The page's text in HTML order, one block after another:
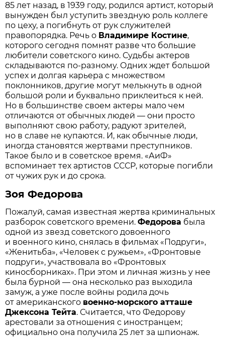
85 лет назад, в 1939 году, родился артист, который
вынужден был уступить звездную роль коллеге
по цеху, а погибнуть от рук служителей
правопорядка. Речь о Владимире Костине,
которого сегодня помнят разве что большие
любители советского кино. Судьбы актеров
складываются по-разному. Одних ждет большой
успех и долгая карьера с множеством
поклонников, другие могут мелькнуть в одной
большой роли и буквально приклеиться к ней.
Но в большинстве своем актеры мало чем
отличаются от обычных людей — они просто
выполняют свою работу, радуют зрителей,
но в славе не купаются. И, как обычные люди,
иногда становятся жертвами преступников.
Такое было и в советское время. «АиФ»
вспоминает тех артистов СССР, которые погибли
от чужих рук и до срока.
Зоя Федорова
Пожалуй, самая известная жертва криминальных
разборок советского времени.Федорова была
одной из звезд советского довоенного
и военного кино, снялась в фильмах «Подруги»,
«Женитьба», «Человек с ружьем», «Фронтовые
подруги», участвовала во «Фронтовых
киносборниках». При этом и личная жизнь у нее
была бурной — она несколько раз выходила
замуж, а уже после войны родила дочь
от американского военно-морского атташе
Джексона Тейта. Считается, что Федорову
арестовали за отношения с иностранцем;
официально она получила 25 лет за шпионаж.